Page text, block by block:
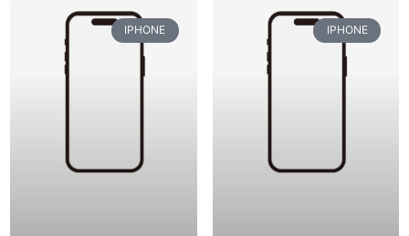
IPHONE IPHONE